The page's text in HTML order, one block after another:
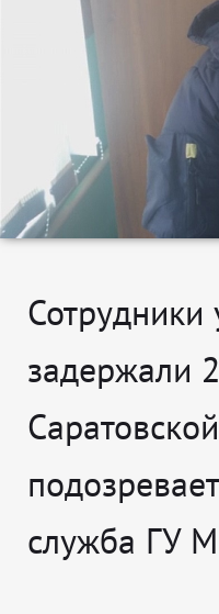
Сотрудники
задержали
служба ГУ